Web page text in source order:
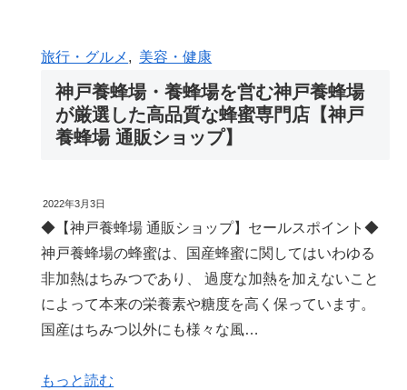
旅行・グルメ , 美容・健康
神戸養蜂場・養蜂場を営む神戸養蜂場
が厳選した高品質な蜂蜜専門店【神戸
養蜂場 通販ショップ】
2022年3月3日
◆【神戸養蜂場 通販ショップ】セールスポイント◆
神戸養蜂場の蜂蜜は、国産蜂蜜に関してはいわゆる
非加熱はちみつであり、 過度な加熱を加えないこと
によって本来の栄養素や糖度を高く保っています。
国産はちみつ以外にも様々な風…
もっと読む